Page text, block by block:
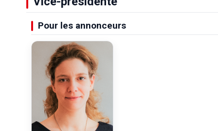
Pour les annonceurs